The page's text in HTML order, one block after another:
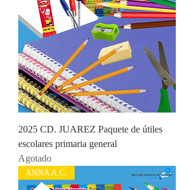
2025 CD. JUAREZ Paquete de útiles
escolares primaria general
Agotado
ANNA A.C.